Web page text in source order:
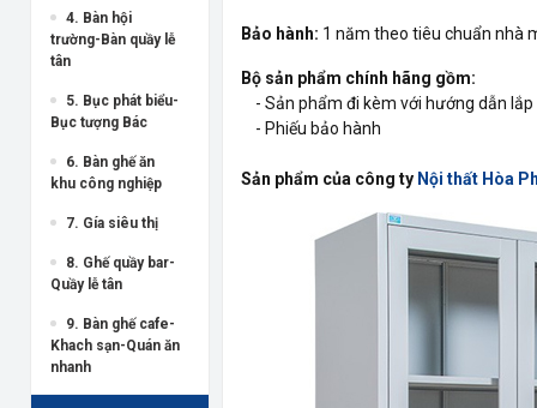
4. Bàn hội
trường-Bàn quầy lễ
tân
5. Bục phát biểu-
Bục tượng Bác
6. Bàn ghế ăn
khu công nghiệp
7. Gía siêu thị
8. Ghế quầy bar-
Quầy lễ tân
9. Bàn ghế cafe-
Khach sạn-Quán ăn
nhanh
Bảo hành: 1 năm theo tiêu chuẩn nhà
Bộ sản phẩm chính hãng gồm:
- Sản phẩm đi kèm với hướng dẫn lắp
- Phiếu bảo hành
Sản phẩm của công ty Nội thất Hòa